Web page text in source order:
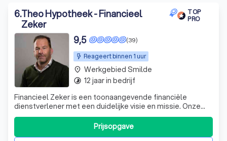
6.Theo Hypotheek - Financieel
Zeker
TOP
PRO
Reageert binnen 1 uur
(39)
9,5
Financieel Zeker is een toonaangevende financiële
dienstverlener met een duidelijke visie en missie. Onze
focus ligt op het realiseren van brede welvaart voor mens,
milieu en maatschappij. Wij geloven dat financiële
Prijsopgave
place Werkgebied Smilde
timelapse 12 jaar in bedrijf